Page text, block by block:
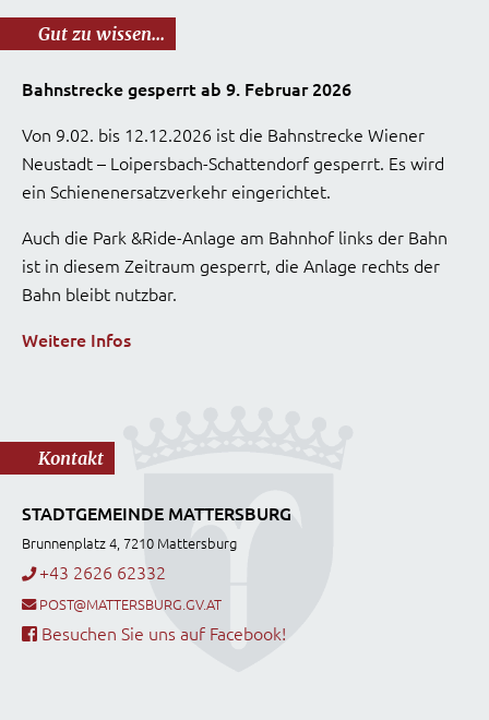
Gut zu wissen...
Bahnstrecke gesperrt ab 9. Februar 2026
Von 9.02. bis 12.12.2026 ist die Bahnstrecke Wiener
Neustadt – Loipersbach-Schattendorf gesperrt. Es wird
ein Schienenersatzverkehr eingerichtet.
Auch die Park &Ride-Anlage am Bahnhof links der Bahn
ist in diesem Zeitraum gesperrt, die Anlage rechts der
Bahn bleibt nutzbar.
Weitere Infos
Kontakt
STADTGEMEINDE MATTERSBURG
Brunnenplatz 4, 7210 Mattersburg
+43 2626 62332
POST@MATTERSBURG.GV.AT
Besuchen Sie uns auf Facebook!